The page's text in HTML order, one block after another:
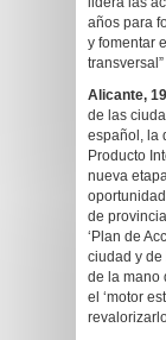
años para
y fomentar
transversal”
Alicante, 19
de las
español, la
Producto
nueva
de
‘Plan de
ciudad y de
de la mano
el ‘motor